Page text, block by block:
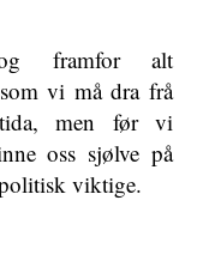
framfor alt
vi må dra frå
men før vi
oss sjølve på
viktige.